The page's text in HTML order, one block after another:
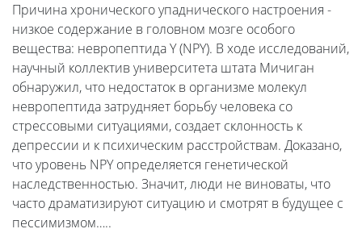
Причина хронического упаднического настроения -
низкое содержание в головном мозге особого
вещества: невропептида Y (NPY). В ходе исследований,
научный коллектив университета штата Мичиган
обнаружил, что недостаток в организме молекул
невропептида затрудняет борьбу человека со
стрессовыми ситуациями, создает склонность к
депрессии и к психическим расстройствам. Доказано,
что уровень NPY определяется генетической
наследственностью. Значит, люди не виноваты, что
часто драматизируют ситуацию и смотрят в будущее с
пессимизмом…..